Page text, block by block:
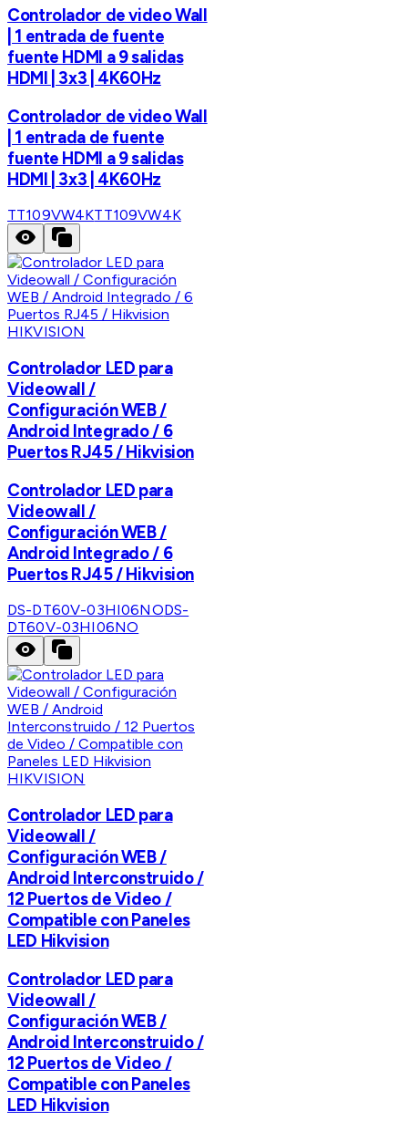
Controlador de video Wall
| 1 entrada de fuente
fuente HDMI a 9 salidas
HDMI | 3x3 | 4K60Hz
Controlador de video Wall
| 1 entrada de fuente
fuente HDMI a 9 salidas
HDMI | 3x3 | 4K60Hz
TT109VW4KTT109VW4K
HIKVISION
Controlador LED para
Videowall /
Configuración WEB /
Android Integrado / 6
Puertos RJ45 / Hikvision
Controlador LED para
Videowall /
Configuración WEB /
Android Integrado / 6
Puertos RJ45 / Hikvision
DS-DT60V-03HI06NODS-
DT60V-03HI06NO
HIKVISION
Controlador LED para
Videowall /
Configuración WEB /
Android Interconstruido /
12 Puertos de Video /
Compatible con Paneles
LED Hikvision
Controlador LED para
Videowall /
Configuración WEB /
Android Interconstruido /
12 Puertos de Video /
Compatible con Paneles
LED Hikvision